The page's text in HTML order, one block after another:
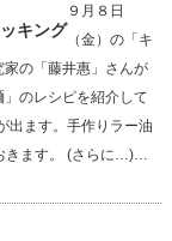
キング
９月８日
（金）の「キ
の「藤井惠」さんが
のレシピを紹介して
出ます。手作りラー油
きます。 (さらに…)…